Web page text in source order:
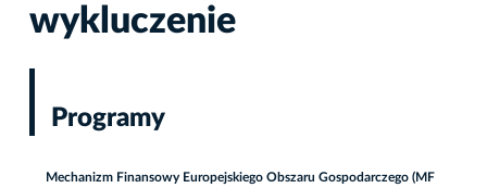
wykluczenie
Programy
Mechanizm Finansowy Europejskiego Obszaru Gospodarczego (MF